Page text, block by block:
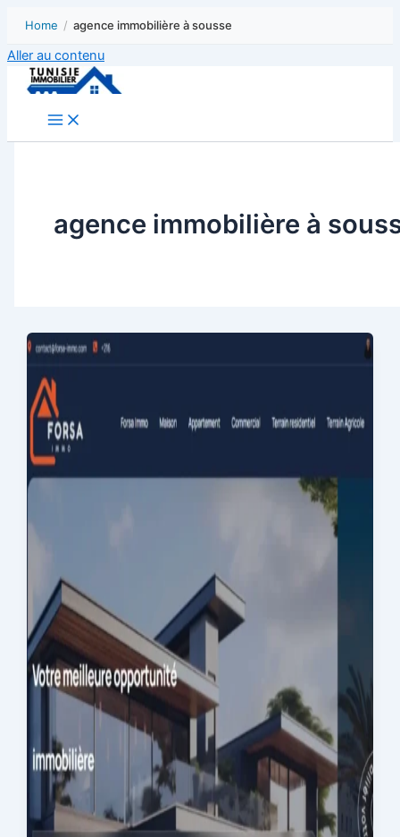
Home / agence immobilière à sousse
Aller au contenu
agence immobilière à